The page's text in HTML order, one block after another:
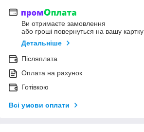
Ви отримаєте замовлення
або гроші повернуться на вашу картку
Детальніше
Післяплата
Оплата на рахунок
Готівкою
Всі умови оплати